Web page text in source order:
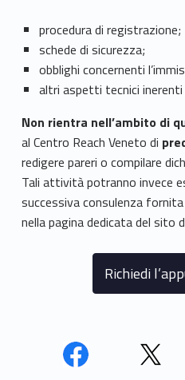
procedura di registrazione;
schede di sicurezza;
obblighi concernenti
altri aspetti tecnici
Non rientra nell’ambito di
al Centro Reach Veneto di
redigere pareri o compilare
Tali attività potranno invece
successiva consulenza
nella pagina dedicata del sito
Richiedi